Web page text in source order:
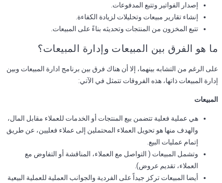
إصدار الفواتير وتتبع المدفوعات.
إنشاء تقارير مبيعات وتحليلات لزيادة الكفاءة.
تتبع المخزون من المنتجات وتحديثه بناءً على المبيعات.
ما هو الفرق بين المبيعات وإدارة المبيعات؟
على الرغم من التشابه بينهما، إلا أن هناك فرق بين برنامج ادارة المبيعات وبين
إدارة المبيعات ذاتها، هذه الفروقات تتمثل في الآتي:
المبيعات
هي عملية فعلية تتضمن بيع المنتجات أو الخدمات للعملاء مقابل المال،
والهدف منها هو تحويل العملاء المحتملين إلى عملاء فعليين، عن طريق
إتمام عمليات البيع.
وتشمل المبيعات ( التواصل مع العملاء، المناقشة أو التفاوض مع
العملاء، تقديم عروض).
أيضا المبيعات تركز جيداً على الفردية والجوانب العملية للعملية البيعية